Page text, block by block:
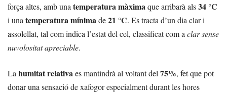
força altes, amb unatemperatura màximaque arribarà als34 °C
i unatemperatura mínimade21 °C. Es tracta d’un dia clar i
assolellat, tal com indica l’estat del cel, classificat com aclar sense
nuvolositat apreciable.
Lahumitat relativaes mantindrà al voltant del75%, fet que pot
donar una sensació de xafogor especialment durant les hores